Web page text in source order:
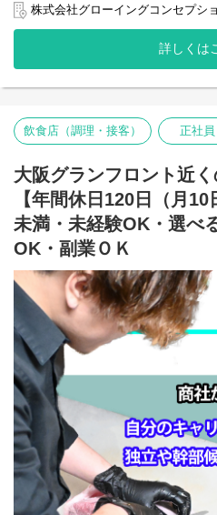
早上がり等もできます。パートさ
重視など…。その人それぞれの働
す。私達と一緒に、自分のライフ
・換気システム導入済 ・CO2セ
置
【雇用形態】
無期雇用契約（６カ月試用期間の
規則があり有給休暇の取得ももち
通知書を作成した上でパート・ア
れます。また会社都合でのシフト
して働けます。長期休暇もOKです。
13：30～18：00（実働4.5時間 休
■午前出社を希望の場合はご相談下
■12-1月残業有（相談OK）
■週3～5日（土曜・日・祝休みOK）
■時間固定、曜日固定のシフト、お
※年1回の定期昇給査定アリ！時給
判断した方に限ります
るサポート環境のオフィスで安心し
1日の流れ ＊午前中：受注内容の
後：商品ページ更新・バナー作成
→出荷→お客様に発送完了メール
・ECサイトの更新・運用(商品登
更新など)
Amazon等
・グーグル広告、ヤフー広告、楽
・広告効果分析（グーグルアナリ
・社内外とのやりとり(社内・外部
・電話対応（顧客側に電話録音中
す）
・受注処理、発送準備・梱包
・商品の梱包・発送管理・検品作業
・キャンペーン等、販促施策の実施
※更新・制作・商品登録業務は半
託しています
【職場環境】
オフィスは2022年の新しく設置し
スペース・会議室等も完備。オフ
解放感のあるオシャレなオフィス
スあり）・バリスタ・冷蔵庫・オ
自由で就労規則も完備しています
ィスに必ず数人の社員も常駐して
てもすぐに確認ができる環境です。
株式会社グローイングコンセプシ
詳しくは
飲食店（調理・接客） 正社員
大阪グランフロント近
【年間休日120日（月
未満・未経験OK・選べ
OK・副業ＯＫ